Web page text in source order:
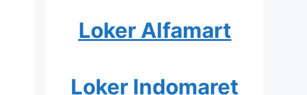
Loker Alfamart
Loker Indomaret